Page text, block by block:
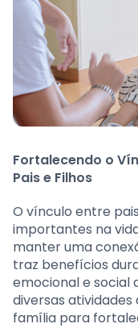
Fortalecendo o
Pais e Filhos
O vínculo entre
importantes na
manter uma
traz benefícios
emocional e social
diversas
família para